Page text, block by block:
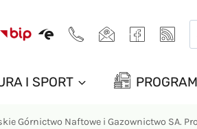
I SPORT
Górnictwo Naftowe i Gazownictwo SA.